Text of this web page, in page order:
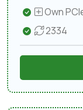
Own
2334